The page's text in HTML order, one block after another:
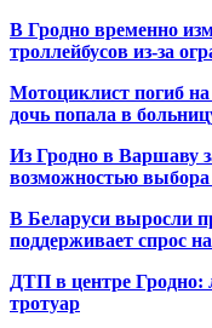
В Гродно временно
троллейбусов из-за
Мотоциклист погиб на
дочь попала в
Из Гродно в Варшаву
возможностью выбора
В Беларуси выросли
поддерживает спрос
ДТП в центре Гродно:
тротуар